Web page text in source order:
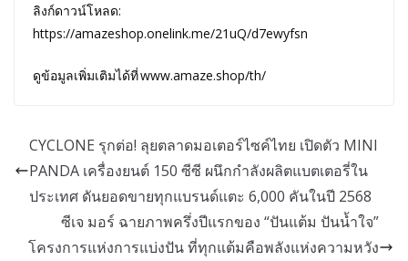
ลิงก์ดาวน์โหลด:
https://amazeshop.onelink.me/21uQ/d7ewyfsn ​​
ดูข้อมูลเพิ่มเติมได้ที่ ​www.amaze.shop/th/
CYCLONE รุกต่อ! ลุยตลาดมอเตอร์ไซค์ไทย เปิดตัว MINI
PANDA เครื่องยนต์ 150 ซีซี ผนึกกำลังผลิตแบตเตอรี่ใน
ประเทศ ดันยอดขายทุกแบรนด์แตะ 6,000 คันในปี 2568
ซีเจ มอร์ ฉายภาพครึ่งปีแรกของ “ปันแต้ม ปันน้ำใจ”
โครงการแห่งการแบ่งปัน ที่ทุกแต้มคือพลังแห่งความหวัง